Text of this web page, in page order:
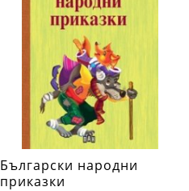
Български народни
приказки